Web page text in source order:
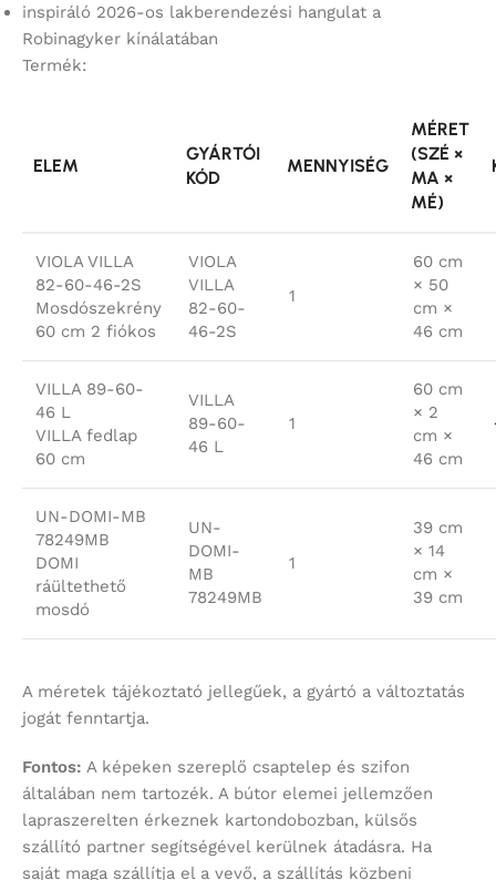
inspiráló 2026-os lakberendezési hangulat a
Robinagyker kínálatában
Termék:
ELEM
GYÁRTÓI
KÓD
MENNYISÉG
MÉRET
(SZÉ ×
MA ×
MÉ)
VIOLA VILLA
82-60-46-2S
Mosdószekrény
60 cm 2 fiókos
VIOLA
VILLA
82-60-
46-2S
1
60 cm
× 50
cm ×
46 cm
VILLA 89-60-
46 L
VILLA fedlap
60 cm
VILLA
89-60-
46 L
1
60 cm
× 2
cm ×
46 cm
UN-DOMI-MB
78249MB
DOMI
ráültethető
mosdó
UN-
DOMI-
MB
78249MB
1
39 cm
× 14
cm ×
39 cm
A méretek tájékoztató jellegűek, a gyártó a változtatás
jogát fenntartja.
Fontos: A képeken szereplő csaptelep és szifon
általában nem tartozék. A bútor elemei jellemzően
lapraszerelten érkeznek kartondobozban, külsős
szállító partner segítségével kerülnek átadásra. Ha
saját maga szállítja el a vevő, a szállítás közbeni